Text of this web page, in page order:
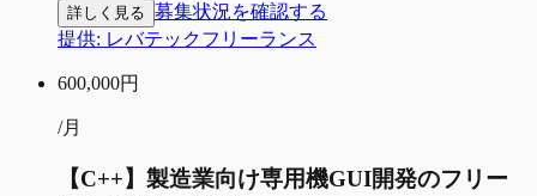
詳しく見る 募集状況を確認する
提供: レバテックフリーランス
600,000円
/月
【C++】製造業向け専用機GUI開発のフリー